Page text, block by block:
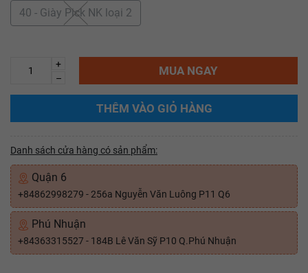
40 - Giày Pick NK loại 2
+
–
MUA NGAY
THÊM VÀO GIỎ HÀNG
Danh sách cửa hàng có sản phẩm:
Quận 6
+84862998279 - 256a Nguyễn Văn Luông P11 Q6
Phú Nhuận
+84363315527 - 184B Lê Văn Sỹ P10 Q.Phú Nhuận